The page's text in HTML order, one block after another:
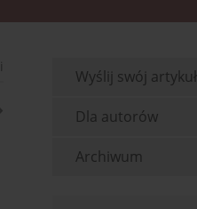
Wyślij swój artykuł
Dla autorów
Archiwum